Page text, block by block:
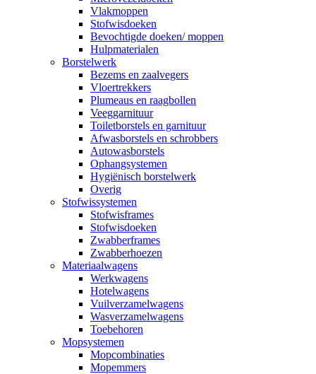
Vlakmoppen
Stofwisdoeken
Bevochtigde doeken/ moppen
Hulpmaterialen
Borstelwerk
Bezems en zaalvegers
Vloertrekkers
Plumeaus en raagbollen
Veeggarnituur
Toiletborstels en garnituur
Afwasborstels en schrobbers
Autowasborstels
Ophangsystemen
Hygiënisch borstelwerk
Overig
Stofwissystemen
Stofwisframes
Stofwisdoeken
Zwabberframes
Zwabberhoezen
Materiaalwagens
Werkwagens
Hotelwagens
Vuilverzamelwagens
Wasverzamelwagens
Toebehoren
Mopsystemen
Mopcombinaties
Mopemmers